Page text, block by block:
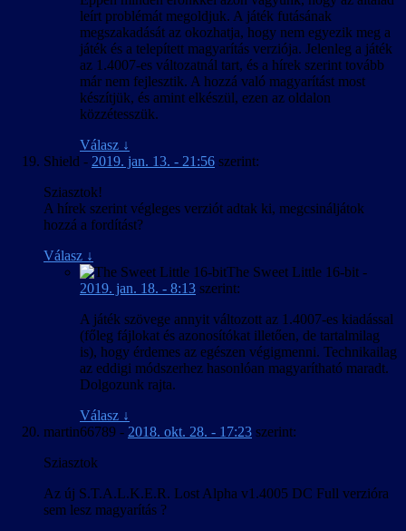
leírt problémát megoldjuk. A játék futásának
megszakadását az okozhatja, hogy nem egyezik meg a
játék és a telepített magyarítás verziója. Jelenleg a játék
az 1.4007-es változatnál tart, és a hírek szerint tovább
már nem fejlesztik. A hozzá való magyarítást most
készítjük, és amint elkészül, ezen az oldalon
közzétesszük.
Válasz ↓
Shield - 2019. jan. 13. - 21:56 szerint:
Sziasztok!
A hírek szerint végleges verziót adtak ki, megcsináljátok
hozzá a fordítást?
Válasz ↓
The Sweet Little 16-bit -
2019. jan. 18. - 8:13 szerint:
A játék szövege annyit változott az 1.4007-es kiadással
(főleg fájlokat és azonosítókat illetően, de tartalmilag
is), hogy érdemes az egészen végigmenni. Technikailag
az eddigi módszerhez hasonlóan magyarítható maradt.
Dolgozunk rajta.
Válasz ↓
martin66789 - 2018. okt. 28. - 17:23 szerint:
Sziasztok
Az új S.T.A.L.K.E.R. Lost Alpha v1.4005 DC Full verzióra
sem lesz magyarítás ?